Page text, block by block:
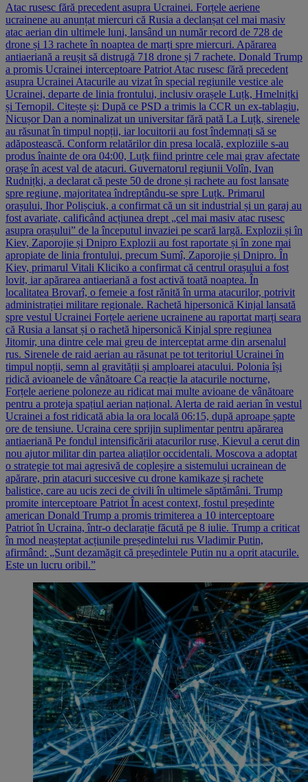
Atac rusesc fără precedent asupra Ucrainei. Forțele aeriene
ucrainene au anunțat miercuri că Rusia a declanșat cel mai masiv
atac aerian din ultimele luni, lansând un număr record de 728 de
drone și 13 rachete în noaptea de marți spre miercuri. Apărarea
antiaeriană a reușit să distrugă 718 drone și 7 rachete. Donald Trump
a promis Ucrainei interceptoare Patriot Atac rusesc fără precedent
asupra Ucrainei Atacurile au vizat în special regiunile vestice ale
Ucrainei, departe de linia frontului, inclusiv orașele Luțk, Hmelnițki
și Ternopil. Citește și: După ce PSD a trimis la CCR un ex-tablagiu,
Nicușor Dan a nominalizat un universitar fără pată La Luțk, sirenele
au răsunat în timpul nopții, iar locuitorii au fost îndemnați să se
adăpostească. Conform relatărilor din presa locală, exploziile s-au
produs înainte de ora 04:00, Luțk fiind printre cele mai grav afectate
orașe în acest val de atacuri. Guvernatorul regiunii Volîn, Ivan
Rudnițki, a declarat că peste 50 de drone și rachete au fost lansate
spre regiune, majoritatea îndreptându-se spre Luțk. Primarul
orașului, Ihor Polișciuk, a confirmat că un sit industrial și un garaj au
fost avariate, calificând acțiunea drept „cel mai masiv atac rusesc
asupra orașului” de la începutul invaziei pe scară largă. Explozii și în
Kiev, Zaporojie și Dnipro Explozii au fost raportate și în zone mai
apropiate de linia frontului, precum Sumî, Zaporojie și Dnipro. În
Kiev, primarul Vitali Kliciko a confirmat că centrul orașului a fost
lovit, iar apărarea antiaeriană a fost activă toată noaptea. În
localitatea Brovarî, o femeie a fost rănită în urma atacurilor, potrivit
administrației militare regionale. Rachetă hipersonică Kinjal lansată
spre vestul Ucrainei Forțele aeriene ucrainene au raportat marți seara
că Rusia a lansat și o rachetă hipersonică Kinjal spre regiunea
Jitomir, una dintre cele mai greu de interceptat arme din arsenalul
rus. Sirenele de raid aerian au răsunat pe tot teritoriul Ucrainei în
timpul nopții, semn al gravității și amploarei atacului. Polonia își
ridică avioanele de vânătoare Ca reacție la atacurile nocturne,
Forțele aeriene poloneze au ridicat mai multe avioane de vânătoare
pentru a proteja spațiul aerian național. Alerta de raid aerian în vestul
Ucrainei a fost ridicată abia la ora locală 06:15, după aproape șapte
ore de tensiune. Ucraina cere sprijin suplimentar pentru apărarea
antiaeriană Pe fondul intensificării atacurilor ruse, Kievul a cerut din
nou ajutor militar din partea aliaților occidentali. Moscova a adoptat
o strategie tot mai agresivă de copleșire a sistemului ucrainean de
apărare, prin atacuri succesive cu drone kamikaze și rachete
balistice, care au ucis zeci de civili în ultimele săptămâni. Trump
promite interceptoare Patriot În acest context, fostul președinte
american Donald Trump a promis trimiterea a 10 interceptoare
Patriot în Ucraina, într-o declarație făcută pe 8 iulie. Trump a criticat
în mod neașteptat acțiunile președintelui rus Vladimir Putin,
afirmând: „Sunt dezamăgit că președintele Putin nu a oprit atacurile.
Este un lucru oribil.”